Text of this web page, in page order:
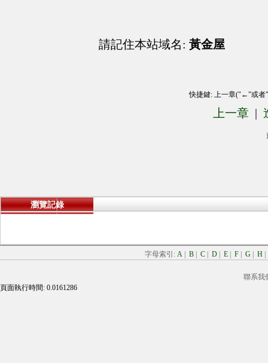
請記住本站域名: 黃金屋
快捷鍵: 上一章("←"或
上一章 |
瀏覽記錄
字母索引: A B C D E F G H
聯系我
頁面執行時間: 0.0161286